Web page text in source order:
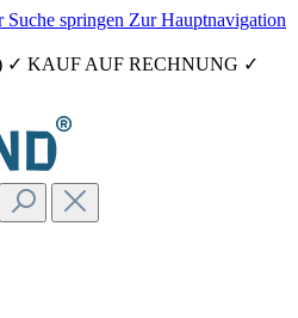
Suche springen Zur Hauptnavigation
✓ KAUF AUF RECHNUNG ✓